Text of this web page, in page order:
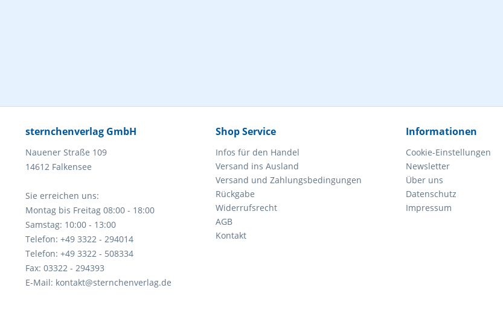
sternchenverlag GmbH
Nauener Straße 109
14612 Falkensee
Sie erreichen uns:
Montag bis Freitag 08:00 - 18:00
Samstag: 10:00 - 13:00
Telefon: +49 3322 - 294014
Telefon: +49 3322 - 508334
Fax: 03322 - 294393
E-Mail: kontakt@sternchenverlag.de
Shop Service
Infos für den Handel
Versand ins Ausland
Versand und Zahlungsbedingungen
Rückgabe
Widerrufsrecht
AGB
Kontakt
Informationen
Cookie-Einstellungen
Newsletter
Über uns
Datenschutz
Impressum